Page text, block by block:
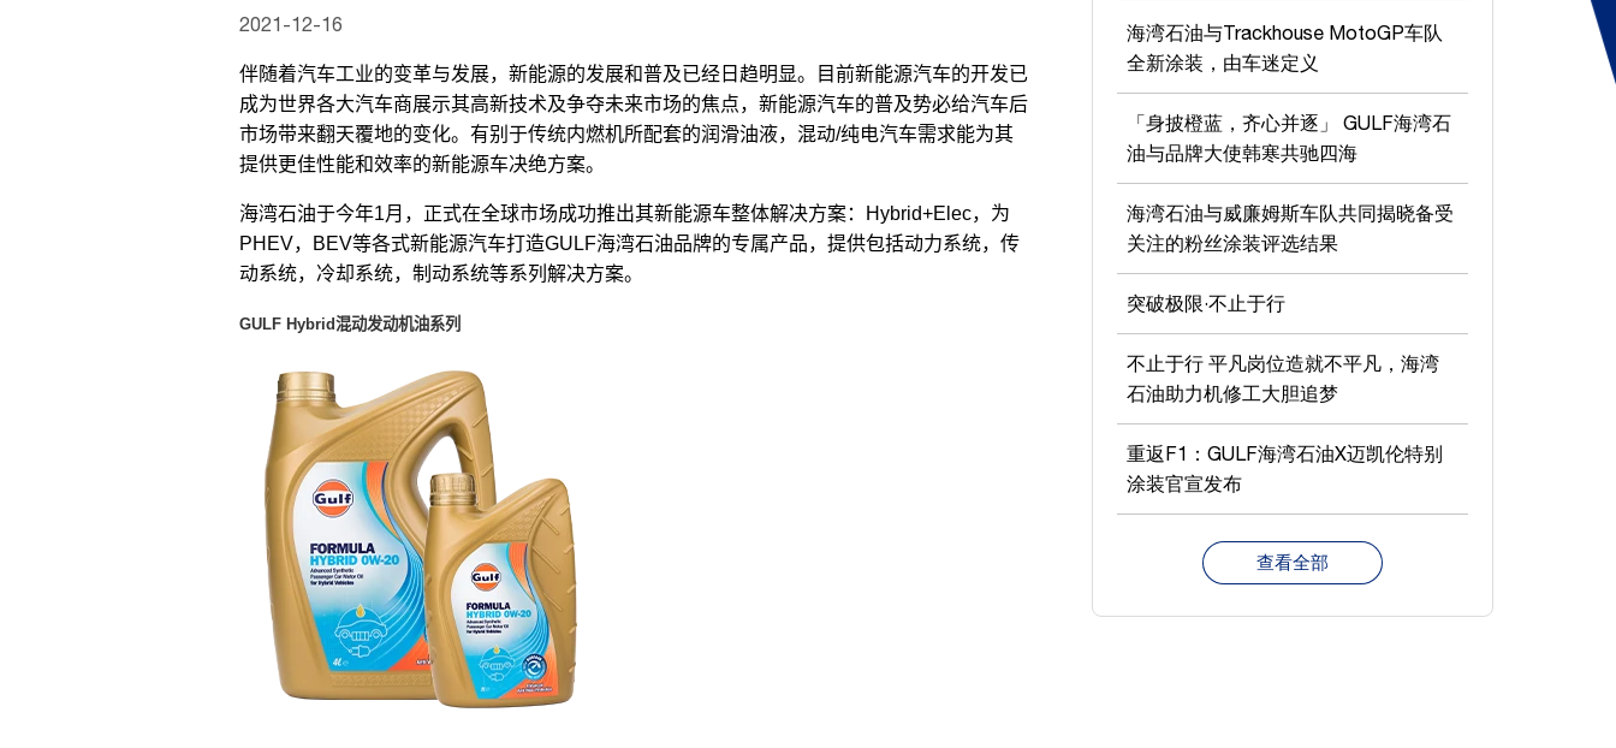
2021-12-16
伴随着汽车工业的变革与发展，新能源的发展和普及已经日趋明显。目前新能源汽车的开发已
成为世界各大汽车商展示其高新技术及争夺未来市场的焦点，新能源汽车的普及势必给汽车后
市场带来翻天覆地的变化。有别于传统内燃机所配套的润滑油液，混动/纯电汽车需求能为其
提供更佳性能和效率的新能源车决绝方案。
海湾石油于今年1月，正式在全球市场成功推出其新能源车整体解决方案：Hybrid+Elec，为
PHEV，BEV等各式新能源汽车打造GULF海湾石油品牌的专属产品，提供包括动力系统，传
动系统，冷却系统，制动系统等系列解决方案。
GULF Hybrid混动发动机油系列
海湾石油与Trackhouse MotoGP车队
全新涂装，由车迷定义
「身披橙蓝，齐心并逐」 GULF海湾石
油与品牌大使韩寒共驰四海
海湾石油与威廉姆斯车队共同揭晓备受
关注的粉丝涂装评选结果
突破极限·不止于行
不止于行 平凡岗位造就不平凡，海湾
石油助力机修工大胆追梦
重返F1：GULF海湾石油X迈凯伦特别
涂装官宣发布
查看全部